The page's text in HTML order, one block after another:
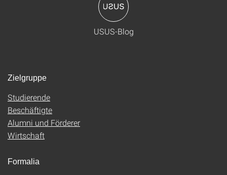
USUS-Blog
Zielgruppe
Studierende
Beschäftigte
Alumni und Förderer
Wirtschaft
Formalia